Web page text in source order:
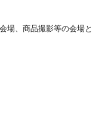
場、商品撮影等の会場と